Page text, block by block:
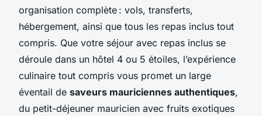
organisation complète : vols, transferts,
hébergement, ainsi que tous les repas inclus tout
compris. Que votre séjour avec repas inclus se
déroule dans un hôtel 4 ou 5 étoiles, l’expérience
culinaire tout compris vous promet un large
éventail de saveurs mauriciennes authentiques,
du petit-déjeuner mauricien avec fruits exotiques